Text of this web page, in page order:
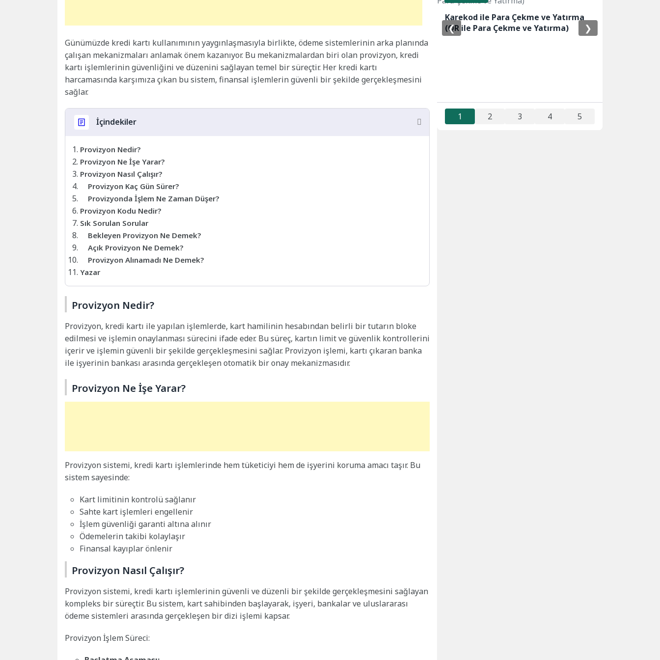
Günümüzde kredi kartı kullanımının yaygınlaşmasıyla birlikte, ödeme sistemlerinin arka planında
çalışan mekanizmaları anlamak önem kazanıyor. Bu mekanizmalardan biri olan provizyon, kredi
kartı işlemlerinin güvenliğini ve düzenini sağlayan temel bir süreçtir. Her kredi kartı
harcamasında karşımıza çıkan bu sistem, finansal işlemlerin güvenli bir şekilde gerçekleşmesini
sağlar.
İçindekiler
Provizyon Nedir?
Provizyon Ne İşe Yarar?
Provizyon Nasıl Çalışır?
Provizyon Kaç Gün Sürer?
Provizyonda İşlem Ne Zaman Düşer?
Provizyon Kodu Nedir?
Sık Sorulan Sorular
Bekleyen Provizyon Ne Demek?
Açık Provizyon Ne Demek?
Provizyon Alınamadı Ne Demek?
Yazar
Provizyon Nedir?
Provizyon, kredi kartı ile yapılan işlemlerde, kart hamilinin hesabından belirli bir tutarın bloke
edilmesi ve işlemin onaylanması sürecini ifade eder. Bu süreç, kartın limit ve güvenlik kontrollerini
içerir ve işlemin güvenli bir şekilde gerçekleşmesini sağlar. Provizyon işlemi, kartı çıkaran banka
ile işyerinin bankası arasında gerçekleşen otomatik bir onay mekanizmasıdır.
Provizyon Ne İşe Yarar?
Provizyon sistemi, kredi kartı işlemlerinde hem tüketiciyi hem de işyerini koruma amacı taşır. Bu
sistem sayesinde:
Kart limitinin kontrolü sağlanır
Sahte kart işlemleri engellenir
İşlem güvenliği garanti altına alınır
Ödemelerin takibi kolaylaşır
Finansal kayıplar önlenir
Provizyon Nasıl Çalışır?
Provizyon sistemi, kredi kartı işlemlerinin güvenli ve düzenli bir şekilde gerçekleşmesini sağlayan
kompleks bir süreçtir. Bu sistem, kart sahibinden başlayarak, işyeri, bankalar ve uluslararası
ödeme sistemleri arasında gerçekleşen bir dizi işlemi kapsar.
Provizyon İşlem Süreci:
Karekod ile Para Çekme ve Yatırma
(QR ile Para Çekme ve Yatırma)
❮ ❯
1 2 3 4 5